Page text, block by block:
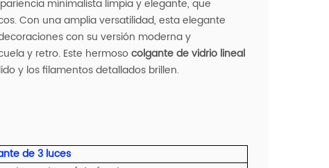
minimalista limpia y elegante, que
Con una amplia versatilidad, esta elegante
con su versión moderna y
y retro. Este hermosocolgante de vidrio lineal
y los filamentos detallados brillen.
de 3 luces